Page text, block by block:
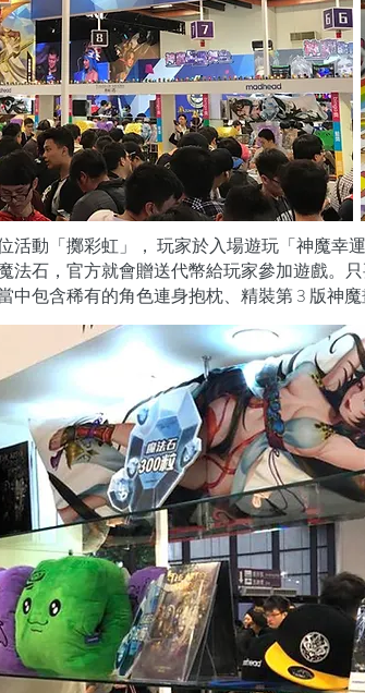
活動「擲彩虹」， 玩家於入場遊玩「神魔幸
法石，官方就會贈送代幣給玩家參加遊戲。
中包含稀有的角色連身抱枕、精裝第 3 版神魔